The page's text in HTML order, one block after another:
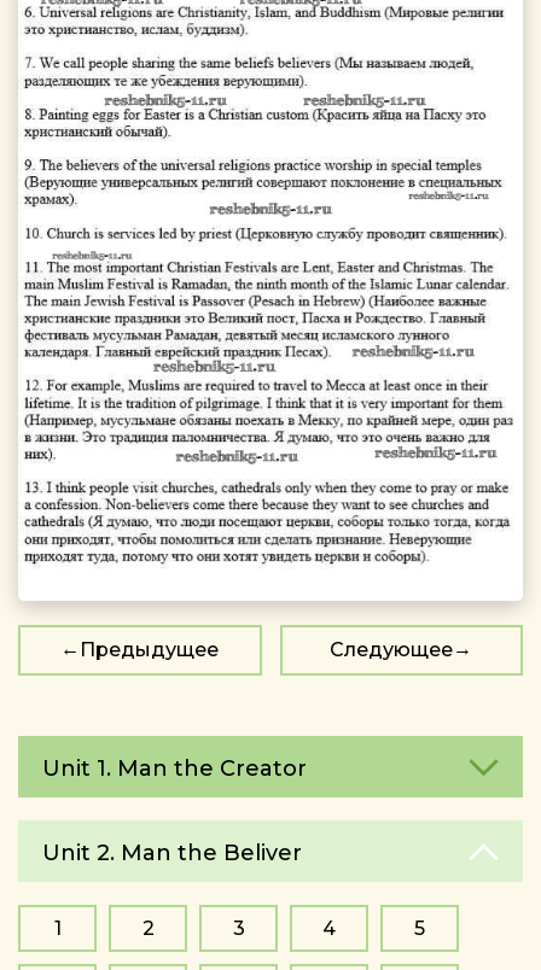
Предыдущее Следующее
Unit 1. Man the Creator
Unit 2. Man the Beliver
1 2 3 4 5